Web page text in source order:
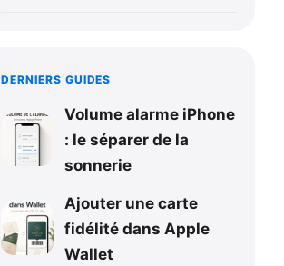
DERNIERS GUIDES
Volume alarme iPhone
: le séparer de la
sonnerie
Ajouter une carte
fidélité dans Apple
Wallet